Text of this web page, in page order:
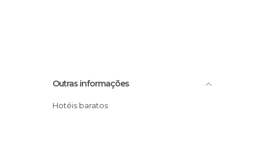
Outras informações
Hotéis baratos